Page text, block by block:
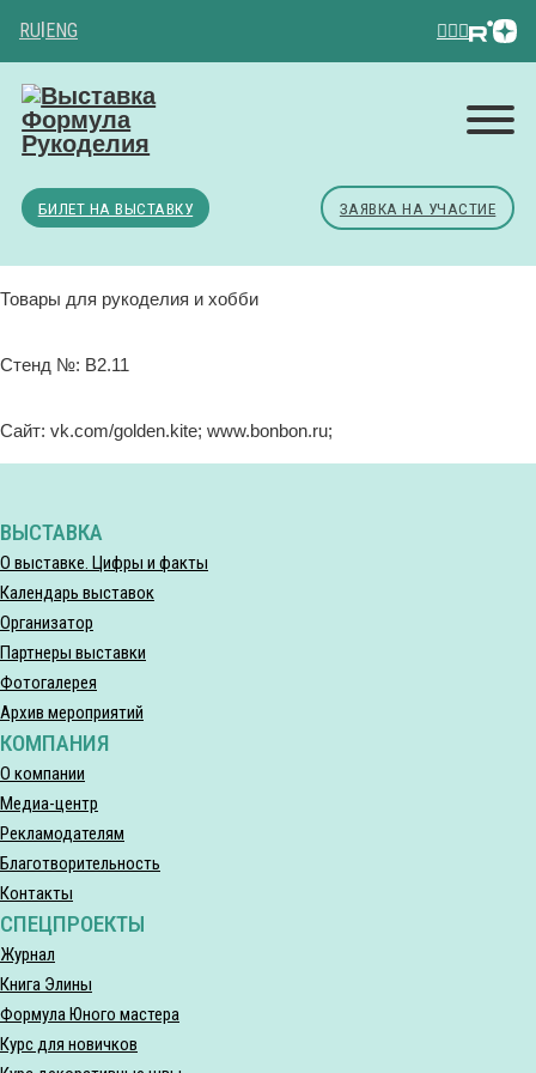
RU ENG
БИЛЕТ НА ВЫСТАВКУ ЗАЯВКА НА УЧАСТИЕ
Товары для рукоделия и хобби
Стенд №: B2.11
Сайт: vk.com/golden.kite; www.bonbon.ru;
ВЫСТАВКА
О выставке. Цифры и факты
Календарь выставок
Организатор
Партнеры выставки
Фотогалерея
Архив мероприятий
КОМПАНИЯ
О компании
Медиа-центр
Рекламодателям
Благотворительность
Контакты
СПЕЦПРОЕКТЫ
Журнал
Книга Элины
Формула Юного мастера
Курс для новичков